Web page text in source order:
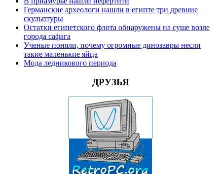
Германские археологи нашли в египте три древние
скульптуры
Остатки египетского флота обнаружены на суше возле
города сафага
Ученые поняли, почему огромные динозавры несли
такие маленькие яйца
Мода ледникового периода
ДРУЗЬЯ